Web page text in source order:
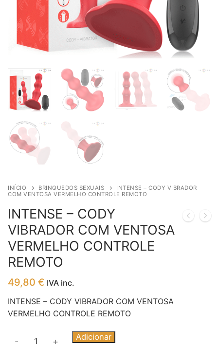
INÍCIO BRINQUEDOS SEXUAIS
INTENSE – CODY VIBRADOR
COM VENTOSA VERMELHO CONTROLE REMOTO
INTENSE – CODY
VIBRADOR COM VENTOSA
VERMELHO CONTROLE
REMOTO
49,80 € IVA inc.
INTENSE – CODY VIBRADOR COM VENTOSA
VERMELHO CONTROLE REMOTO
Quantidade
- + Adicionar